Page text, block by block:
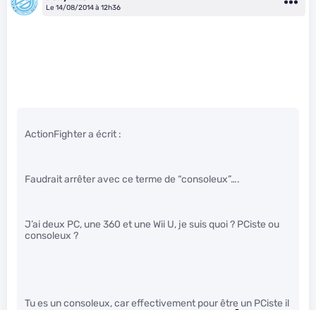
Le 14/08/2014 à 12h36
ActionFighter a écrit :
Faudrait arrêter avec ce terme de “consoleux”….
J’ai deux PC, une 360 et une Wii U, je suis quoi ? PCiste ou
consoleux ?
Tu es un consoleux, car effectivement pour être un PCiste il